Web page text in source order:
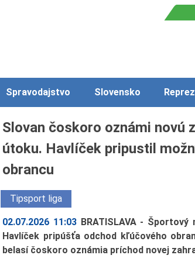
Spravodajstvo Slovensko
Slovan čoskoro oznámi novú
útoku. Havlíček pripustil
obrancu
Tipsport liga
02.07.2026 11:03 BRATISLAVA -
Havlíček pripúšťa odchod kľúčového
belasí čoskoro oznámia príchod novej